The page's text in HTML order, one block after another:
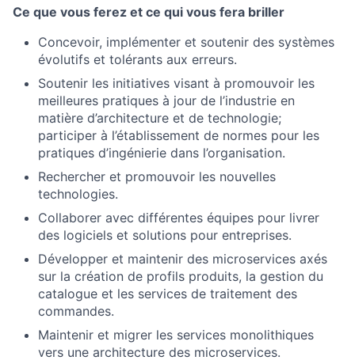
Ce que vous ferez et ce qui vous fera briller
Concevoir, implémenter et soutenir des systèmes
évolutifs et tolérants aux erreurs.
Soutenir les initiatives visant à promouvoir les
meilleures pratiques à jour de l’industrie en
matière d’architecture et de technologie;
participer à l’établissement de normes pour les
pratiques d’ingénierie dans l’organisation.
Rechercher et promouvoir les nouvelles
technologies.
Collaborer avec différentes équipes pour livrer
des logiciels et solutions pour entreprises.
Développer et maintenir des microservices axés
sur la création de profils produits, la gestion du
catalogue et les services de traitement des
commandes.
Maintenir et migrer les services monolithiques
vers une architecture des microservices.